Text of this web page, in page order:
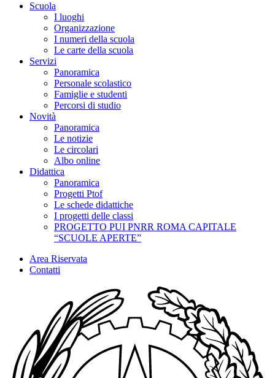
Scuola
I luoghi
Organizzazione
I numeri della scuola
Le carte della scuola
Servizi
Panoramica
Personale scolastico
Famiglie e studenti
Percorsi di studio
Novità
Panoramica
Le notizie
Le circolari
Albo online
Didattica
Panoramica
Progetti Ptof
Le schede didattiche
I progetti delle classi
PROGETTO PUI PNRR ROMA CAPITALE
“SCUOLE APERTE”
Area Riservata
Contatti